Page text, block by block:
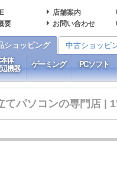
店舗案内
要
お問い合わせ
ショッピング 中古ショッピ
本体
辺機器
ゲーミング PCソフト
てパソコンの専門店 |